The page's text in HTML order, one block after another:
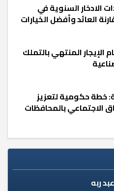
الادخار السنوية في
العائد وأفضل الخيارات
الإيجار المنتهي بالتملك
خطة حكومية لتعزيز
الاجتماعي بالمحافظات
ربه